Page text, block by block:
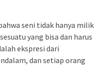
seni tidak hanya milik
yang bisa dan harus
ekspresi dari
dan setiap orang